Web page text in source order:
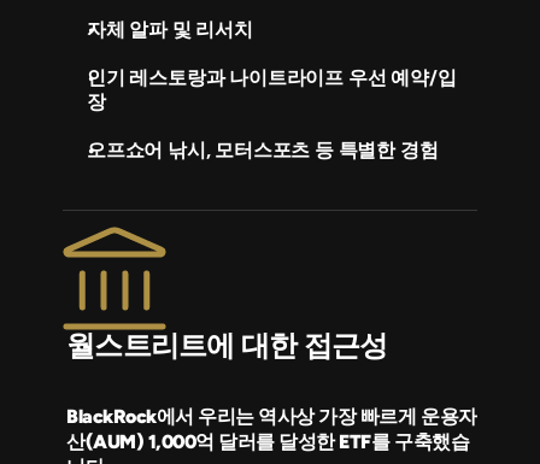
자체 알파 및 리서치
인기 레스토랑과 나이트라이프 우선 예약/입
장
오프쇼어 낚시, 모터스포츠 등 특별한 경험
월스트리트에 대한 접근성
BlackRock에서 우리는 역사상 가장 빠르게 운용자
산(AUM) 1,000억 달러를 달성한 ETF를 구축했습